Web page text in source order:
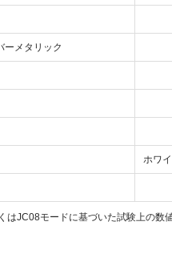
ーメタリック
ホワ
JC08モードに基づいた試験上の数